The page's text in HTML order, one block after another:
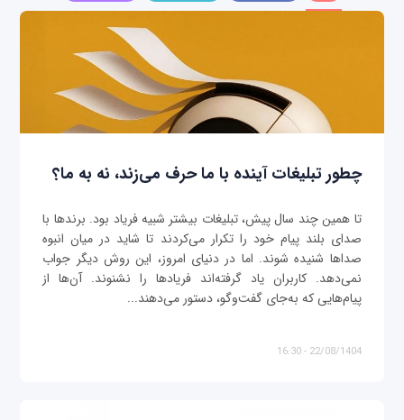
چطور تبلیغات آینده با ما حرف می‌زند، نه به ما؟
تا همین چند سال پیش، تبلیغات بیشتر شبیه فریاد بود. برندها با
صدای بلند پیام خود را تکرار می‌کردند تا شاید در میان انبوه
صداها شنیده شوند. اما در دنیای امروز، این روش دیگر جواب
نمی‌دهد. کاربران یاد گرفته‌اند فریادها را نشنوند. آن‌ها از
پیام‌هایی که به‌جای گفت‌وگو، دستور می‌دهند...
22/08/1404 - 16:30